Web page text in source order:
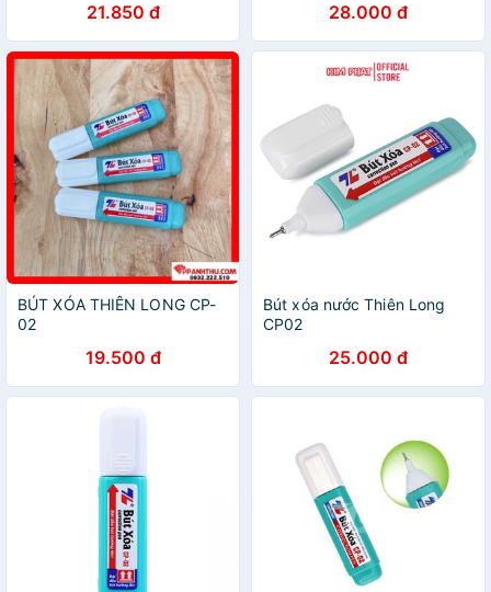
21.850 đ 28.000 đ
BÚT XÓA THIÊN LONG CP-
02
19.500 đ
Bút xóa nước Thiên Long
CP02
25.000 đ